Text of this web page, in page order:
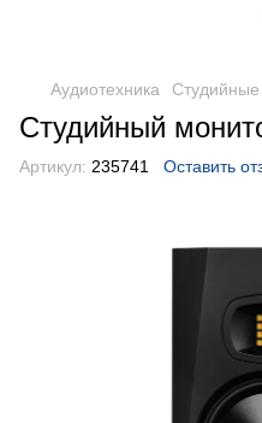
Аудиотехника
Студийный
Артикул: 235741 Оставить